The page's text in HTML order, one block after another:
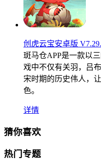
创虎云宝安卓版
斑马仓APP是一款以
戏中不仅有关羽，吕
宋时期的历史伟人，
色。
详情
猜你喜欢
热门专题